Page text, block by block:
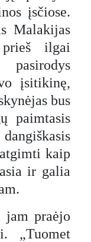
įsčiose.
Malakijas
ilgai
įsitikinę,
bus
paimtasis
kaip
ir galia
praėjo
„Tuomet